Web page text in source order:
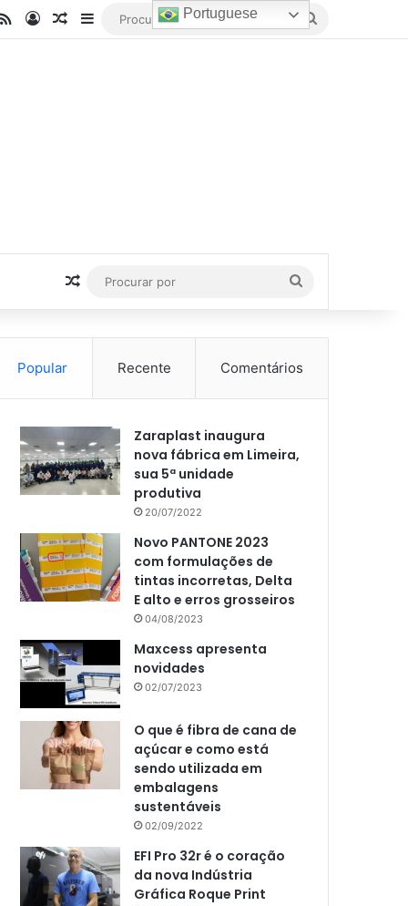
RSSEntrarArtigo aleatório
Barra Lateral
Artigo aleatório
por
Popular Recente Comentários
Zaraplast inaugura
nova fábrica em Limeira,
sua 5ª unidade
produtiva
20/07/2022
Novo PANTONE 2023
com formulações de
tintas incorretas, Delta
E alto e erros grosseiros
04/08/2023
Maxcess apresenta
novidades
02/07/2023
O que é fibra de cana de
açúcar e como está
sendo utilizada em
embalagens
sustentáveis
02/09/2022
EFI Pro 32r é o coração
da nova Indústria
Gráfica Roque Print
Portuguese